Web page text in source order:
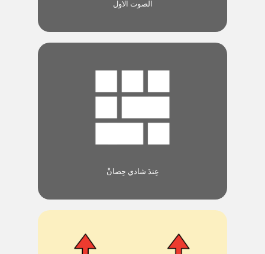
الصوت الاول
عِندَ شادي حِصانْ